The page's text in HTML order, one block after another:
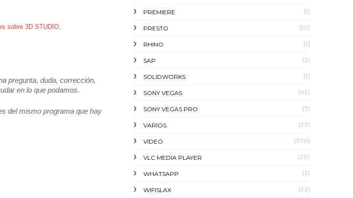
sobre 3D STUDIO.
pregunta, duda, corrección,
en lo que podamos.
del mismo programa que hay
PREMIERE (1)
PRESTO (10)
RHINO (1)
SAP (2)
SOLIDWORKS (1)
SONY VEGAS (63)
SONY VEGAS PRO (7)
VARIOS (23)
VIDEO (370)
VLC MEDIA PLAYER (20)
WHATSAPP (3)
WIFISLAX (33)